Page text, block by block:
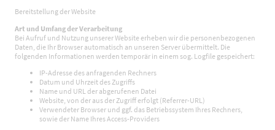
Bereitstellung der Website
Art und Umfang der Verarbeitung
Bei Aufruf und Nutzung unserer Website erheben wir die personenbezogenen
Daten, die Ihr Browser automatisch an unseren Server übermittelt. Die
folgenden Informationen werden temporär in einem sog. Logfile gespeichert:
IP-Adresse des anfragenden Rechners
Datum und Uhrzeit des Zugriffs
Name und URL der abgerufenen Datei
Website, von der aus der Zugriff erfolgt (Referrer-URL)
Verwendeter Browser und ggf. das Betriebssystem Ihres Rechners,
sowie der Name Ihres Access-Providers